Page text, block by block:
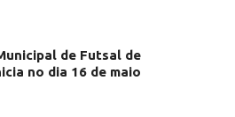
de Futsal de
no dia 16 de maio